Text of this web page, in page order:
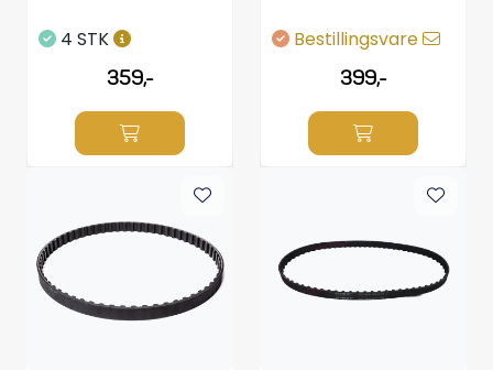
4 STK
359,-
Bestillingsvare
399,-
Brannslukkere
Hydraulisk styring
Propeller
Servicesett